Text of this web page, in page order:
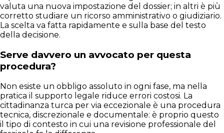
valuta una nuova impostazione del dossier; in altri è più
corretto studiare un ricorso amministrativo o giudiziario.
La scelta va fatta rapidamente e sulla base del testo
della decisione.
Serve davvero un avvocato per questa
procedura?
Non esiste un obbligo assoluto in ogni fase, ma nella
pratica il supporto legale riduce errori costosi. La
cittadinanza turca per via eccezionale è una procedura
tecnica, discrezionale e documentale: è proprio questo
il tipo di contesto in cui una revisione professionale del